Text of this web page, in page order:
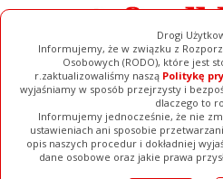
Drogi
Informujemy, że w związku z
Osobowych (RODO), które jest
r.zaktualizowaliśmy naszą Politykę
wyjaśniamy w sposób przejrzysty i
dlaczego to
Informujemy jednocześnie, że nie
ustawieniach ani sposobie
opis naszych procedur i dokładniej
dane osobowe oraz jakie prawa
Ogłoszenia Filmy Galerie